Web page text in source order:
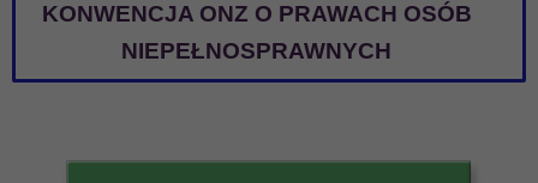
KONWENCJA ONZ O PRAWACH OSÓB
NIEPEŁNOSPRAWNYCH